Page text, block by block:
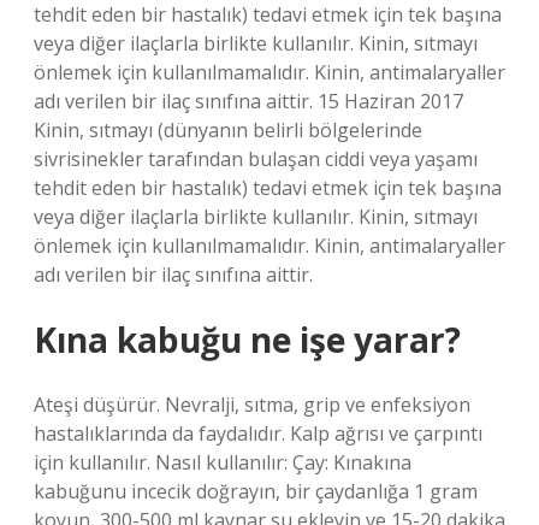
tehdit eden bir hastalık) tedavi etmek için tek başına
veya diğer ilaçlarla birlikte kullanılır. Kinin, sıtmayı
önlemek için kullanılmamalıdır. Kinin, antimalaryaller
adı verilen bir ilaç sınıfına aittir. 15 Haziran 2017
Kinin, sıtmayı (dünyanın belirli bölgelerinde
sivrisinekler tarafından bulaşan ciddi veya yaşamı
tehdit eden bir hastalık) tedavi etmek için tek başına
veya diğer ilaçlarla birlikte kullanılır. Kinin, sıtmayı
önlemek için kullanılmamalıdır. Kinin, antimalaryaller
adı verilen bir ilaç sınıfına aittir.
Kına kabuğu ne işe yarar?
Ateşi düşürür. Nevralji, sıtma, grip ve enfeksiyon
hastalıklarında da faydalıdır. Kalp ağrısı ve çarpıntı
için kullanılır. Nasıl kullanılır: Çay: Kınakına
kabuğunu incecik doğrayın, bir çaydanlığa 1 gram